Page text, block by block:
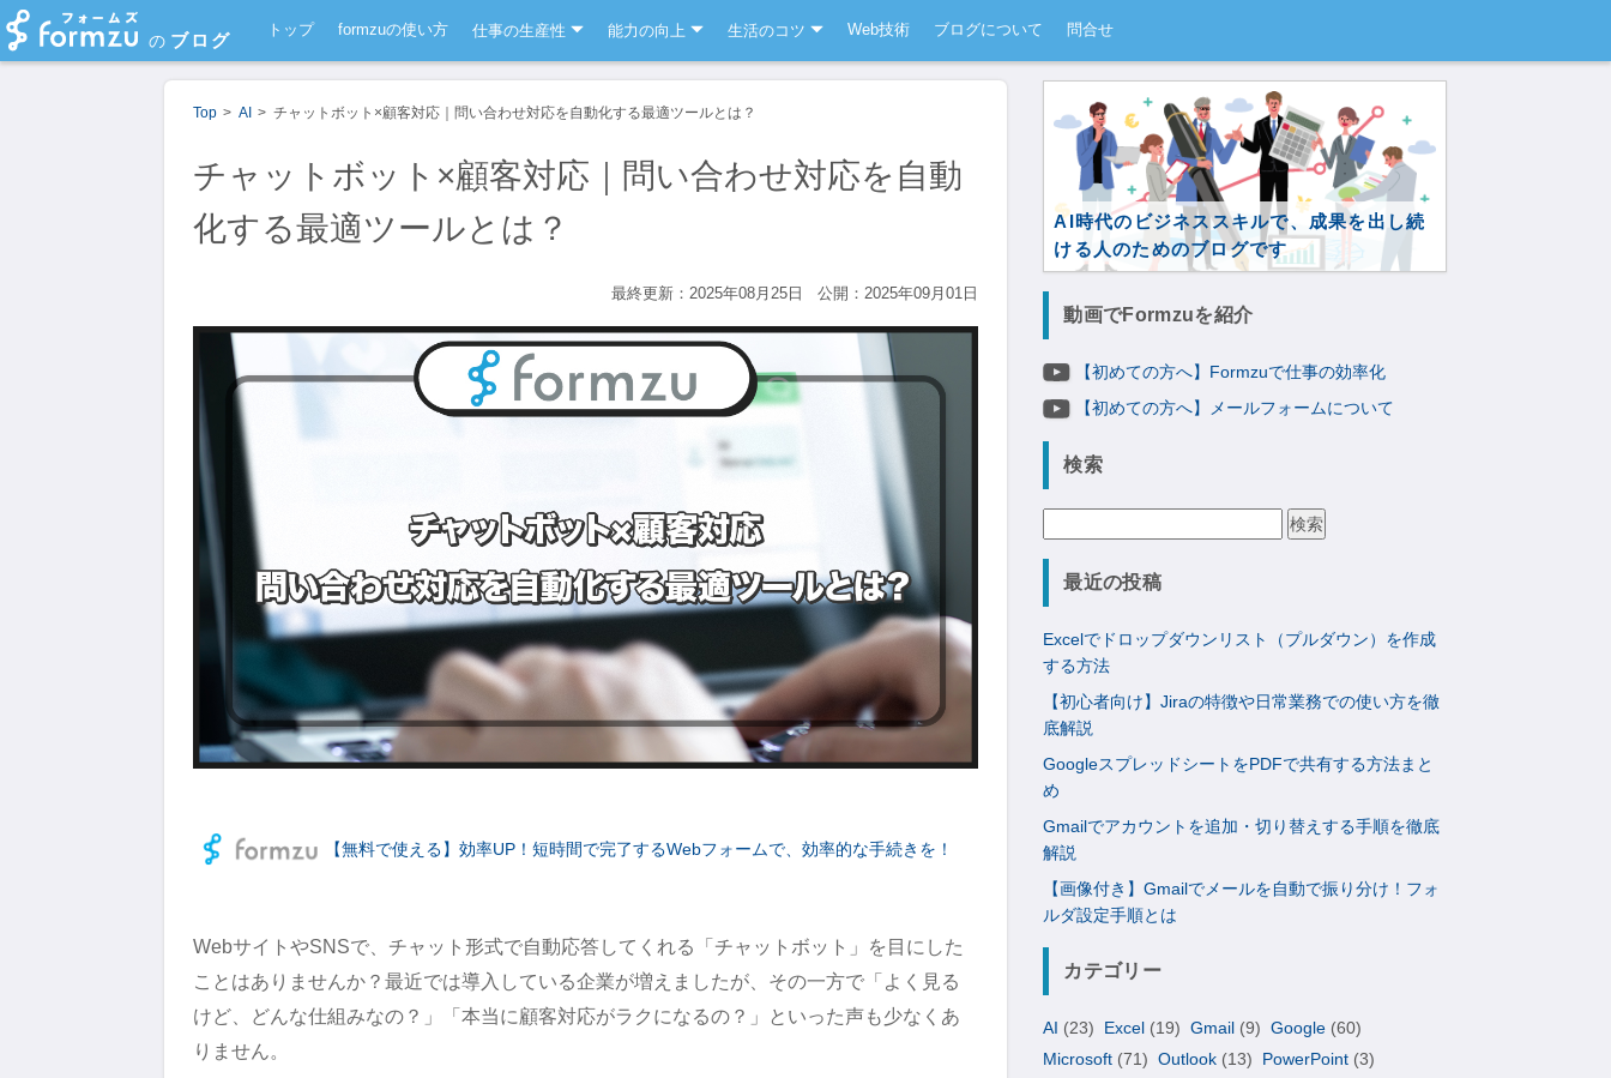
の ブログ トップ formzuの使い方 仕事の生産性 能力の向上 生活のコツ Web技術 ブログについて 問合せ
Top AI チャットボット×顧客対応｜問い合わせ対応を自動化する最適ツールとは？
チャットボット×顧客対応｜問い合わせ対応を自動
化する最適ツールとは？
最終更新：2025年08月25日 公開：2025年09月01日
【無料で使える】効率UP！短時間で完了するWebフォームで、効率的な手続きを！
WebサイトやSNSで、チャット形式で自動応答してくれる「チャットボット」を目にした
ことはありませんか？最近では導入している企業が増えましたが、その一方で「よく見る
けど、どんな仕組みなの？」「本当に顧客対応がラクになるの？」といった声も少なくあ
りません。
AI時代のビジネススキルで、成果を出し続
ける人のためのブログです
動画でFormzuを紹介
【初めての方へ】Formzuで仕事の効率化
【初めての方へ】メールフォームについて
検索
最近の投稿
Excelでドロップダウンリスト（プルダウン）を作成
する方法
【初心者向け】Jiraの特徴や日常業務での使い方を徹
底解説
GoogleスプレッドシートをPDFで共有する方法まと
め
Gmailでアカウントを追加・切り替えする手順を徹底
解説
【画像付き】Gmailでメールを自動で振り分け！フォ
ルダ設定手順とは
カテゴリー
AI (23) Excel (19) Gmail (9) Google (60)
Microsoft (71) Outlook (13) PowerPoint (3)